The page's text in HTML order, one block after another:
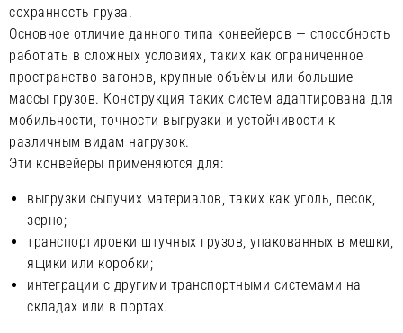
сохранность груза.
Основное отличие данного типа конвейеров — способность
работать в сложных условиях, таких как ограниченное
пространство вагонов, крупные объёмы или большие
массы грузов. Конструкция таких систем адаптирована для
мобильности, точности выгрузки и устойчивости к
различным видам нагрузок.
Эти конвейеры применяются для:
выгрузки сыпучих материалов, таких как уголь, песок,
зерно;
транспортировки штучных грузов, упакованных в мешки,
ящики или коробки;
интеграции с другими транспортными системами на
складах или в портах.